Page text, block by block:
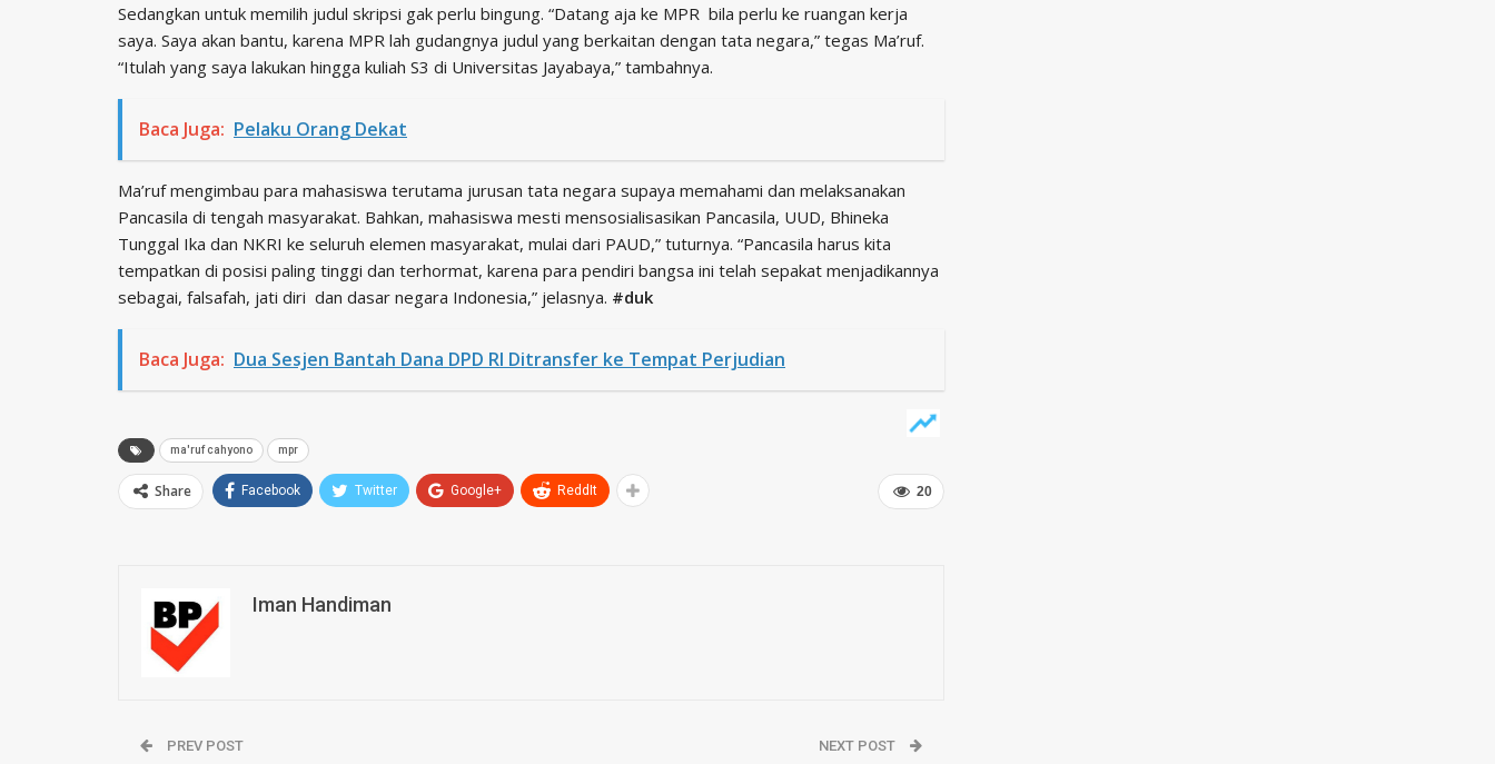
Sedangkan untuk memilih judul skripsi gak perlu bingung. “Datang aja ke MPR bila perlu ke ruangan kerja
saya. Saya akan bantu, karena MPR lah gudangnya judul yang berkaitan dengan tata negara,” tegas Ma’ruf.
“Itulah yang saya lakukan hingga kuliah S3 di Universitas Jayabaya,” tambahnya.
Baca Juga: Pelaku Orang Dekat
Ma’ruf mengimbau para mahasiswa terutama jurusan tata negara supaya memahami dan melaksanakan
Pancasila di tengah masyarakat. Bahkan, mahasiswa mesti mensosialisasikan Pancasila, UUD, Bhineka
Tunggal Ika dan NKRI ke seluruh elemen masyarakat, mulai dari PAUD,” tuturnya. “Pancasila harus kita
tempatkan di posisi paling tinggi dan terhormat, karena para pendiri bangsa ini telah sepakat menjadikannya
sebagai, falsafah, jati diri dan dasar negara Indonesia,” jelasnya. #duk
Baca Juga: Dua Sesjen Bantah Dana DPD RI Ditransfer ke Tempat Perjudian
ma'ruf cahyono mpr
20
Share Facebook Twitter Google+ ReddIt
Iman Handiman
PREV POST NEXT POST